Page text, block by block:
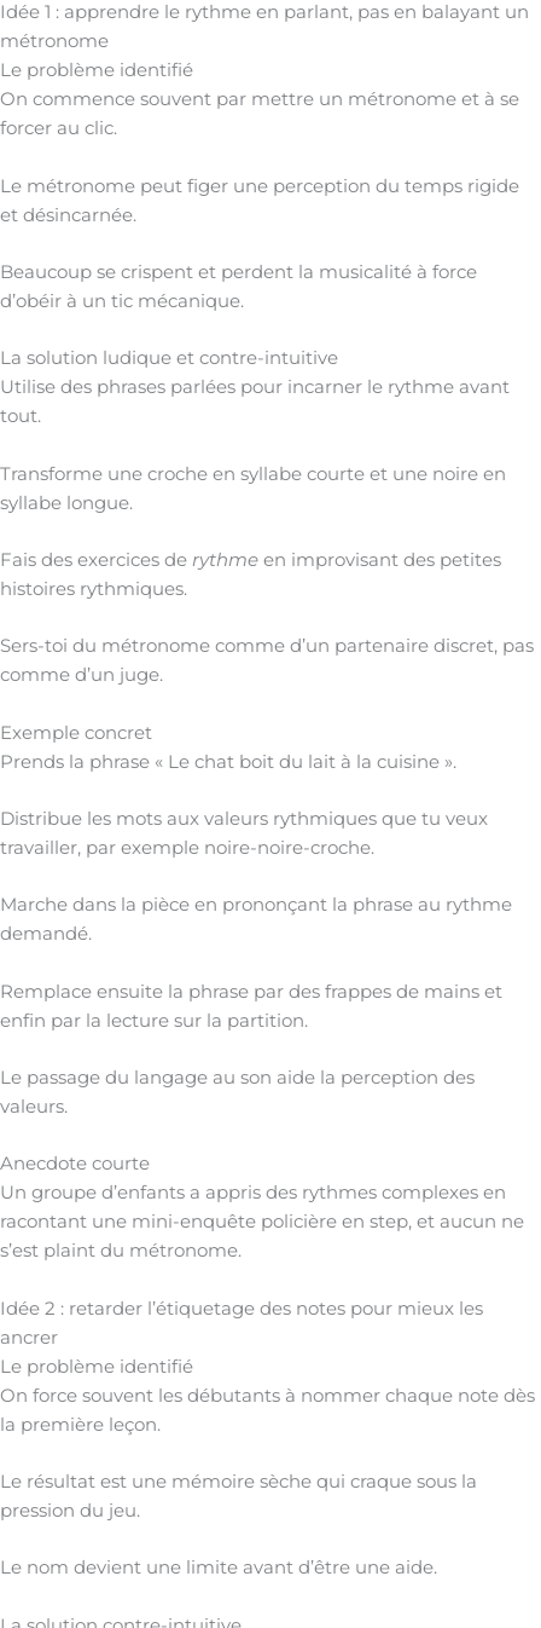
Idée 1 : apprendre le rythme en parlant, pas en balayant un
métronome
Le problème identifié
On commence souvent par mettre un métronome et à se
forcer au clic.
Le métronome peut figer une perception du temps rigide
et désincarnée.
Beaucoup se crispent et perdent la musicalité à force
d’obéir à un tic mécanique.
La solution ludique et contre-intuitive
Utilise des phrases parlées pour incarner le rythme avant
tout.
Transforme une croche en syllabe courte et une noire en
syllabe longue.
Fais des exercices de rythme en improvisant des petites
histoires rythmiques.
Sers-toi du métronome comme d’un partenaire discret, pas
comme d’un juge.
Exemple concret
Prends la phrase « Le chat boit du lait à la cuisine ».
Distribue les mots aux valeurs rythmiques que tu veux
travailler, par exemple noire-noire-croche.
Marche dans la pièce en prononçant la phrase au rythme
demandé.
Remplace ensuite la phrase par des frappes de mains et
enfin par la lecture sur la partition.
Le passage du langage au son aide la perception des
valeurs.
Anecdote courte
Un groupe d’enfants a appris des rythmes complexes en
racontant une mini-enquête policière en step, et aucun ne
s’est plaint du métronome.
Idée 2 : retarder l’étiquetage des notes pour mieux les
ancrer
Le problème identifié
On force souvent les débutants à nommer chaque note dès
la première leçon.
Le résultat est une mémoire sèche qui craque sous la
pression du jeu.
Le nom devient une limite avant d’être une aide.